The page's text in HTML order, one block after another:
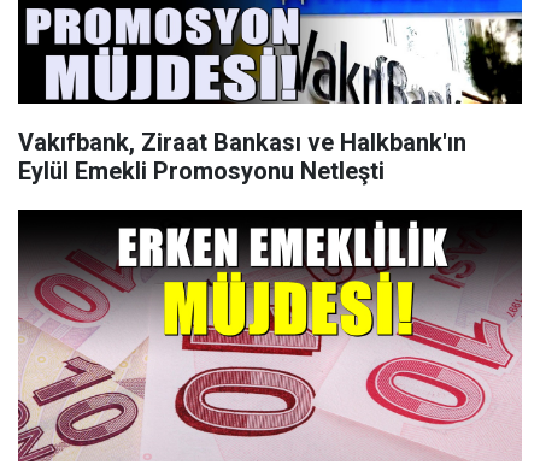
Vakıfbank, Ziraat Bankası ve Halkbank'ın
Eylül Emekli Promosyonu Netleşti